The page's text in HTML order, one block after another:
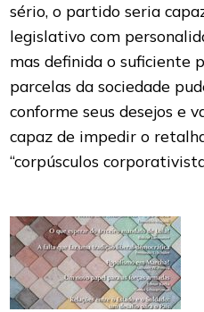
sério, o partido seria
legislativo com
mas definida o suficiente
parcelas da sociedade
conforme seus desejos e
capaz de impedir o
“corpúsculos